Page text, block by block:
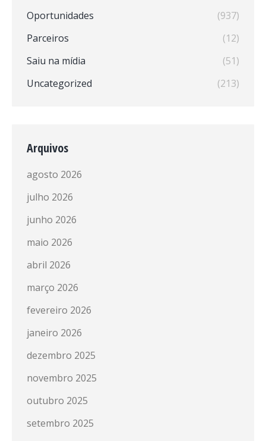
Oportunidades
(937)
Parceiros
(12)
Saiu na mídia
(51)
Uncategorized
(213)
Arquivos
agosto 2026
julho 2026
junho 2026
maio 2026
abril 2026
março 2026
fevereiro 2026
janeiro 2026
dezembro 2025
novembro 2025
outubro 2025
setembro 2025